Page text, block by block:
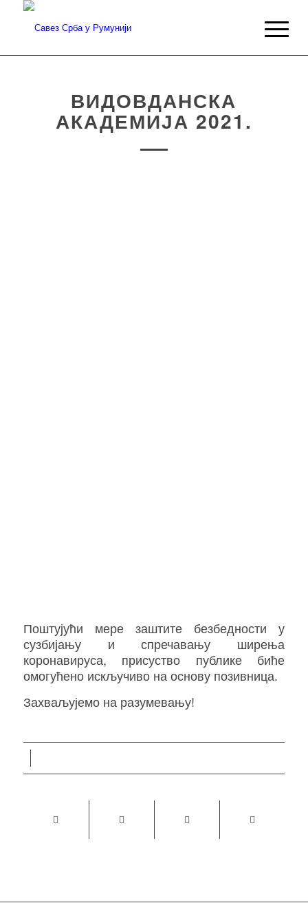
ВИДОВДАНСКА
АКАДЕМИЈА 2021.
Поштујући мере заштите безбедности у
сузбијању и спречавању ширења
коронавируса, присуство публике биће
омогућено искључиво на основу позивница.
Захваљујемо на разумевању!